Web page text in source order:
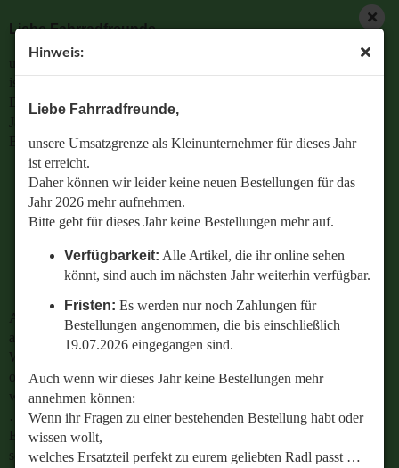
Hinweis:
Liebe Fahrradfreunde,
unsere Umsatzgrenze als Kleinunternehmer für dieses Jahr
ist erreicht.
Daher können wir leider keine neuen Bestellungen für das
Jahr 2026 mehr aufnehmen.
Bitte gebt für dieses Jahr keine Bestellungen mehr auf.
Verfügbarkeit: Alle Artikel, die ihr online sehen
könnt, sind auch im nächsten Jahr weiterhin verfügbar.
Fristen: Es werden nur noch Zahlungen für
Bestellungen angenommen, die bis einschließlich
19.07.2026 eingegangen sind.
Auch wenn wir dieses Jahr keine Bestellungen mehr
annehmen können:
Wenn ihr Fragen zu einer bestehenden Bestellung habt oder
wissen wollt,
welches Ersatzteil perfekt zu eurem geliebten Radl passt …
Liebe Fahrradfreunde,
unsere Umsatzgrenze als Kleinunternehmer für dieses Jahr
ist erreicht.
Daher können wir leider keine neuen Bestellungen für das
Jahr 2026 mehr aufnehmen.
Bitte gebt für dieses Jahr keine Bestellungen mehr auf.
Verfügbarkeit: Alle Artikel, die ihr online sehen
könnt, sind auch im nächsten Jahr weiterhin
verfügbar.
Bestellungen angenommen, die bis einschließlich
19.07.2026 eingegangen sind.
Auch wenn wir dieses Jahr keine Bestellungen mehr
annehmen können:
Wenn ihr Fragen zu einer bestehenden Bestellung habt
oder wissen wollt,
welches Ersatzteil perfekt zu eurem geliebten Radl passt
…
Es ist auch weiterhin möglich, uns per E-Mail zu
schreiben, um euer Radl wieder fit zu bekommen.